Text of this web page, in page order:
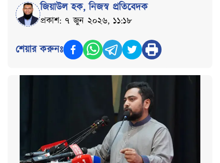
জিয়াউল হক,নিজস্ব প্রতিবেদক
প্রকাশ: ৭ জুন ২০২৬, ১১:১৮
শেয়ার করুনঃ